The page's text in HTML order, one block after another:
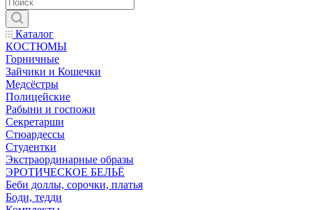
Каталог
КОСТЮМЫ
Горничные
Зайчики и Кошечки
Медсёстры
Полицейские
Рабыни и госпожи
Секретарши
Стюардессы
Студентки
Экстраординарные образы
ЭРОТИЧЕСКОЕ БЕЛЬЁ
Беби доллы, сорочки, платья
Боди, тедди